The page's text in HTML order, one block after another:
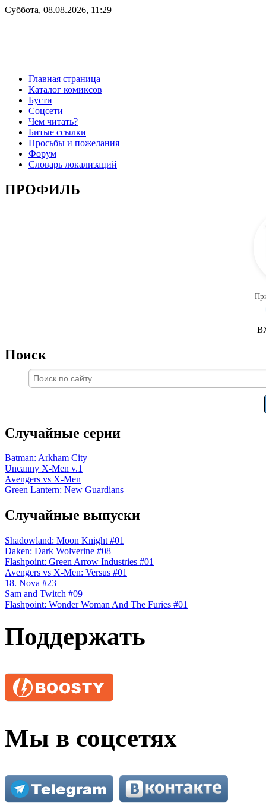
Суббота, 08.08.2026, 11:29
Главная страница
Каталог комиксов
Бусти
Соцсети
Чем читать?
Битые ссылки
Просьбы и пожелания
Форум
Словарь локализаций
ПРОФИЛЬ
Поиск
Случайные серии
Batman: Arkham City
Uncanny X-Men v.1
Avengers vs X-Men
Green Lantern: New Guardians
Случайные выпуски
Shadowland: Moon Knight #01
Daken: Dark Wolverine #08
Flashpoint: Green Arrow Industries #01
Avengers vs X-Men: Versus #01
18. Nova #23
Sam and Twitch #09
Flashpoint: Wonder Woman And The Furies #01
Поддержать
Мы в соцсетях